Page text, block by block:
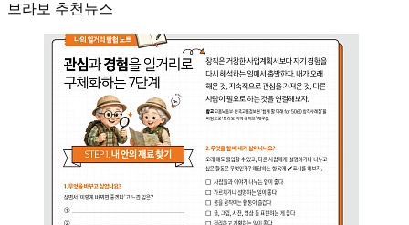
브라보 추천뉴스